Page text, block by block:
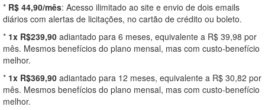
* R$ 44,90/mês: Acesso ilimitado ao site e envio de dois emails
diários com alertas de licitações, no cartão de crédito ou boleto.
* 1x R$239,90 adiantado para 6 meses, equivalente a R$ 39,98 por
mês. Mesmos benefícios do plano mensal, mas com custo-benefício
melhor.
* 1x R$369,90 adiantado para 12 meses, equivalente a R$ 30,82 por
mês. Mesmos benefícios do plano mensal, mas com custo-benefício
melhor.